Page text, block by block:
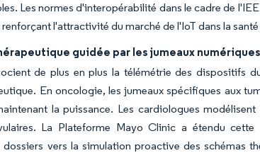
Les normes d'interopérabilité dans le cadre de
l'attractivité du marché de l'IoT dans la
guidée par les jumeaux numériques
de plus en plus la télémétrie des dispositifs
En oncologie, les jumeaux spécifiques aux
la puissance. Les cardiologues
La Plateforme Mayo Clinic a étendu
vers la simulation proactive des schémas